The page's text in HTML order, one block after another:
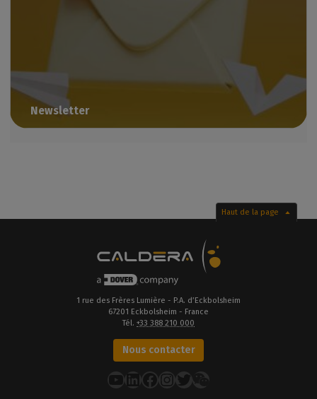
Newsletter
Haut de la page
1 rue des Frères Lumière - P.A. d’Eckbolsheim
67201 Eckbolsheim - France
Tél. +33 388 210 000
Nous contacter
YouTube
LinkedIn
Facebook
Instagram
Twitter